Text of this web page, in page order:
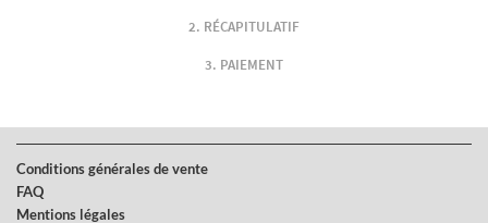
RÉCAPITULATIF
PAIEMENT
Conditions générales de vente
FAQ
Mentions légales